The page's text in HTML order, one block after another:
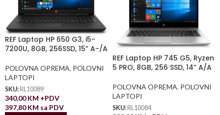
REF Laptop HP 650 G3, i5-
7200U, 8GB, 256SSD, 15” A-/A
POLOVNA OPREMA, POLOVNI
LAPTOPI
SKU: RL10089
340,00KM +PDV
397,80KM sa PDV
REF Laptop HP 745 G5, Ryzen
5 PRO, 8GB, 256 SSD, 14” A/A
POLOVNA OPREMA, POLOVNI
LAPTOPI
SKU: RL10084